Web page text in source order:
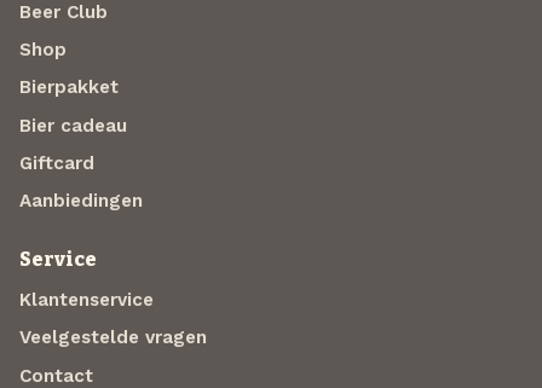
Beer Club
Shop
Bierpakket
Bier cadeau
Giftcard
Aanbiedingen
Service
Klantenservice
Veelgestelde vragen
Contact